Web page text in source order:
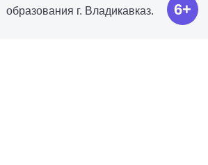
образования г. Владикавказ. 6+